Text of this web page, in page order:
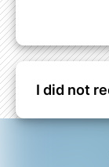
I did not